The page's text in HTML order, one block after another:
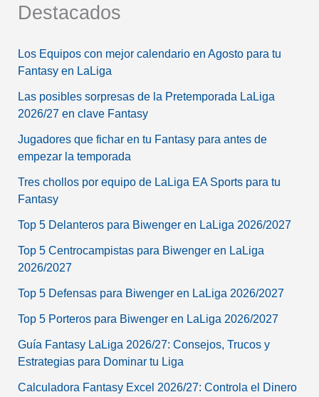
Destacados
Los Equipos con mejor calendario en Agosto para tu
Fantasy en LaLiga
Las posibles sorpresas de la Pretemporada LaLiga
2026/27 en clave Fantasy
Jugadores que fichar en tu Fantasy para antes de
empezar la temporada
Tres chollos por equipo de LaLiga EA Sports para tu
Fantasy
Top 5 Delanteros para Biwenger en LaLiga 2026/2027
Top 5 Centrocampistas para Biwenger en LaLiga
2026/2027
Top 5 Defensas para Biwenger en LaLiga 2026/2027
Top 5 Porteros para Biwenger en LaLiga 2026/2027
Guía Fantasy LaLiga 2026/27: Consejos, Trucos y
Estrategias para Dominar tu Liga
Calculadora Fantasy Excel 2026/27: Controla el Dinero